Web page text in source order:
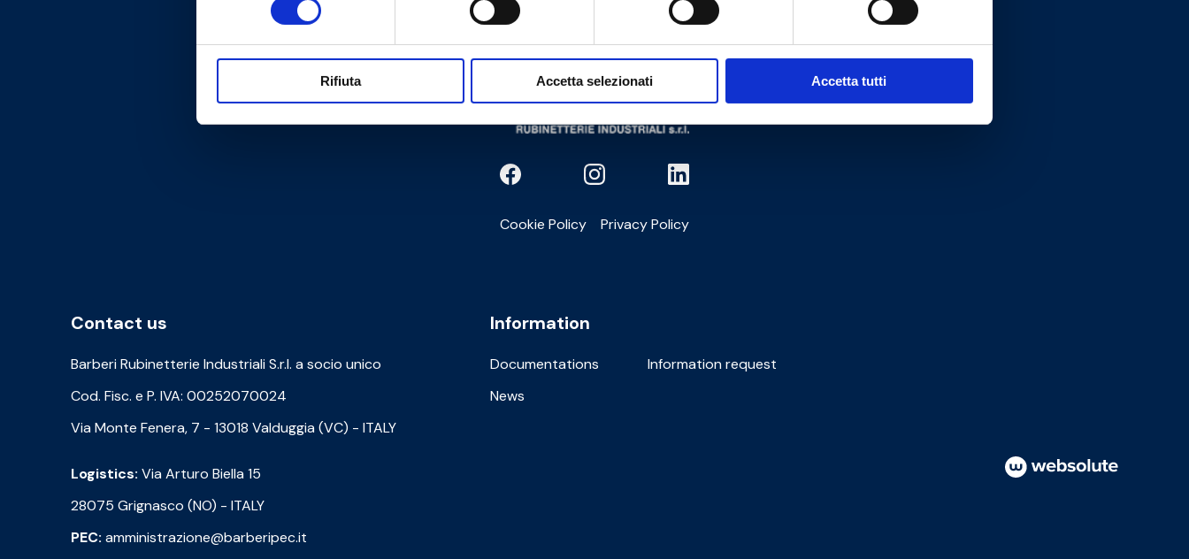
Rifiuta Accetta selezionati Accetta tutti
Cookie Policy Privacy Policy
Contact us
Barberi Rubinetterie Industriali S.r.l. a socio unico
Cod. Fisc. e P. IVA: 00252070024
Via Monte Fenera, 7 - 13018 Valduggia (VC) - ITALY
Logistics: Via Arturo Biella 15
28075 Grignasco (NO) - ITALY
PEC: amministrazione@barberipec.it
Information
Documentations
Information request
News